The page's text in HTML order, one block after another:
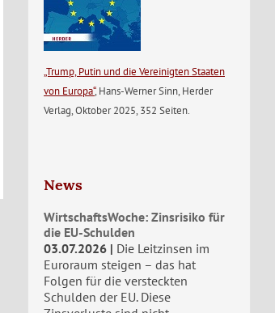
„Trump, Putin und die Vereinigten Staaten
von Europa“, Hans-Werner Sinn, Herder
Verlag, Oktober 2025, 352 Seiten.
News
WirtschaftsWoche: Zinsrisiko für
die EU-Schulden
03.07.2026
Die Leitzinsen im
Euroraum steigen – das hat
Folgen für die versteckten
Schulden der EU. Diese